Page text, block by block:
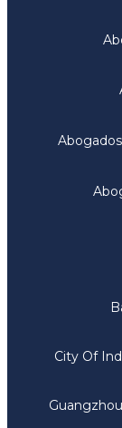
City Of
Guangzhou